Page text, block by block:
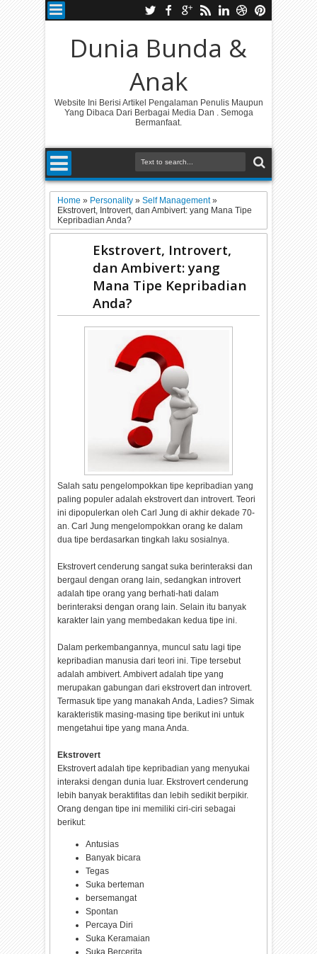
Dunia Bunda &
Anak
Website Ini Berisi Artikel Pengalaman Penulis Maupun
Yang Dibaca Dari Berbagai Media Dan . Semoga
Bermanfaat.
Home» Personality»Self Management»
Ekstrovert, Introvert, dan Ambivert: yang Mana Tipe
Kepribadian Anda?
Ekstrovert, Introvert,
dan Ambivert: yang
Mana Tipe Kepribadian
Anda?
Salah satu pengelompokkan tipe kepribadian yang
paling populer adalah ekstrovert dan introvert. Teori
ini dipopulerkan oleh Carl Jung di akhir dekade 70-
an. Carl Jung mengelompokkan orang ke dalam
dua tipe berdasarkan tingkah laku sosialnya.
Ekstrovert cenderung sangat suka berinteraksi dan
bergaul dengan orang lain, sedangkan introvert
adalah tipe orang yang berhati-hati dalam
berinteraksi dengan orang lain. Selain itu banyak
karakter lain yang membedakan kedua tipe ini.
Dalam perkembangannya, muncul satu lagi tipe
kepribadian manusia dari teori ini. Tipe tersebut
adalah ambivert. Ambivert adalah tipe yang
merupakan gabungan dari ekstrovert dan introvert.
Termasuk tipe yang manakah Anda, Ladies? Simak
karakteristik masing-masing tipe berikut ini untuk
mengetahui tipe yang mana Anda.
Ekstrovert
Ekstrovert adalah tipe kepribadian yang menyukai
interaksi dengan dunia luar. Ekstrovert cenderung
lebih banyak beraktifitas dan lebih sedikit berpikir.
Orang dengan tipe ini memiliki ciri-ciri sebagai
berikut:
Antusias
Banyak bicara
Tegas
Suka berteman
bersemangat
Spontan
Percaya Diri
Suka Keramaian
Suka Bercerita